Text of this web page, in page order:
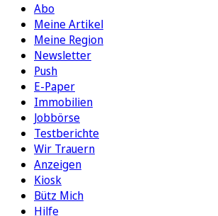
Abo
Meine Artikel
Meine Region
Newsletter
Push
E-Paper
Immobilien
Jobbörse
Testberichte
Wir Trauern
Anzeigen
Kiosk
Bütz Mich
Hilfe